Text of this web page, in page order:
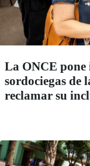
La ONCE pone
sordociegas
reclamar su